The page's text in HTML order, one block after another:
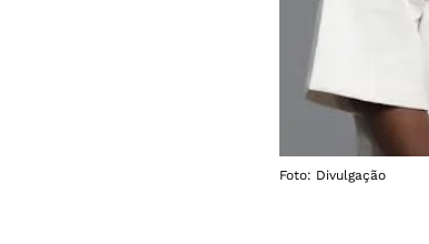
Foto: Divulgação